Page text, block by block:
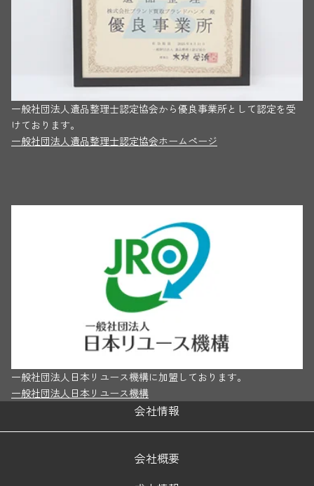
一般社団法人遺品整理士認定協会から優良事業所として認定を受
けております。
一般社団法人遺品整理士認定協会ホームページ
一般社団法人日本リユース機構に加盟しております。
一般社団法人日本リユース機構
会社情報
会社概要